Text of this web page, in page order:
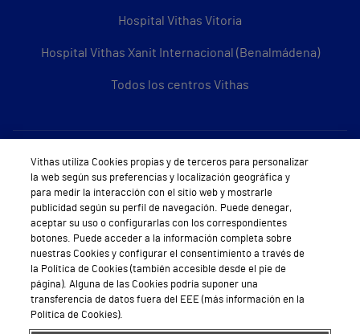
Hospital Vithas Vitoria
Hospital Vithas Xanit Internacional (Benalmádena)
Todos los centros Vithas
Sobre Vithas
Quiénes somos
Trabajar en Vithas
Teléfono Cita Médica
Teléfono Atención al Cliente
Política de seguridad y salud en el trabajo
Vithas utiliza Cookies propias y de terceros para personalizar
la web según sus preferencias y localización geográfica y
para medir la interacción con el sitio web y mostrarle
publicidad según su perfil de navegación. Puede denegar,
aceptar su uso o configurarlas con los correspondientes
botones. Puede acceder a la información completa sobre
nuestras Cookies y configurar el consentimiento a través de
la Política de Cookies (también accesible desde el pie de
página). Alguna de las Cookies podría suponer una
transferencia de datos fuera del EEE (más información en la
Política de Cookies).